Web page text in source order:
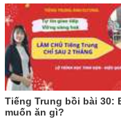
Tiếng Trung bồi bài 30:
muốn ăn gì?